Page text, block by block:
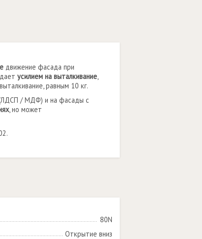
движение фасада при
усилием на выталкивание,
равным 10 кг.
(ЛДСП / МДФ) и на фасады с
, но может
80N
Открытие вниз